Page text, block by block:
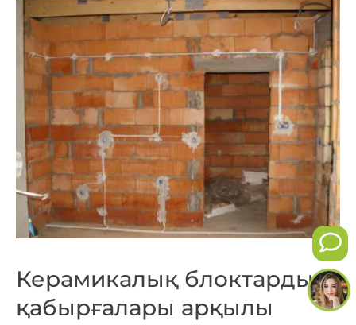
Керамикалық блоктардың
қабырғалары арқылы